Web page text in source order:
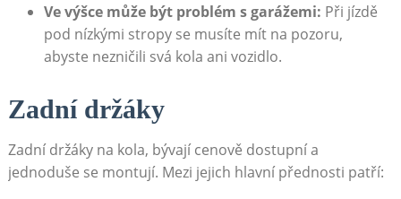
Ve ⁢výšce může být problém ⁣s ‌garážemi: Při jízdě
‍pod ​nízkými stropy se musíte mít na pozoru,
abyste nezničili⁤ svá kola ani ‌vozidlo.
Zadní držáky
Zadní držáky na kola, bývají cenově dostupní a
jednoduše se montují. Mezi jejich ‍hlavní přednosti patří: